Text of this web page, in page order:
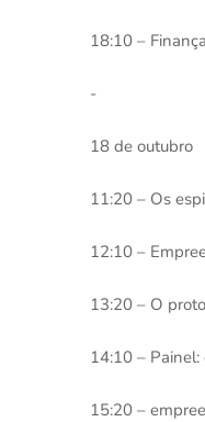
18:10 –
-
18 de outubro
11:20 – Os
12:10 –
13:20 – O
14:10 –
15:20 –